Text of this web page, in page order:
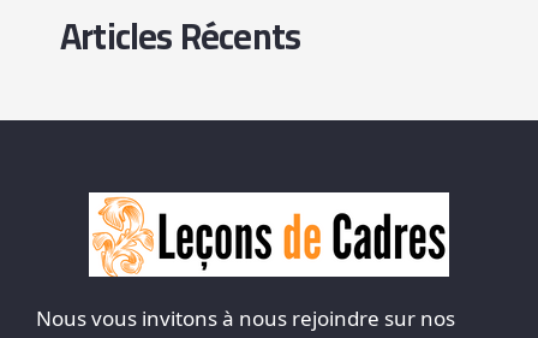
Articles Récents
Nous vous invitons à nous rejoindre sur nos